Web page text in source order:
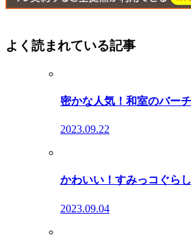
よく読まれている記事
密かな人気！和室のバー
2023.09.22
かわいい！すみっコぐら
2023.09.04